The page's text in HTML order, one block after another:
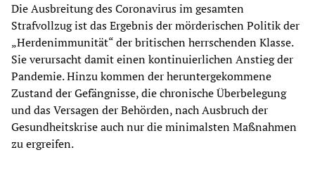
Die Ausbreitung des Coronavirus im gesamten
Strafvollzug ist das Ergebnis der mörderischen Politik der
„Herdenimmunität“ der britischen herrschenden Klasse.
Sie verursacht damit einen kontinuierlichen Anstieg der
Pandemie. Hinzu kommen der heruntergekommene
Zustand der Gefängnisse, die chronische Überbelegung
und das Versagen der Behörden, nach Ausbruch der
Gesundheitskrise auch nur die minimalsten Maßnahmen
zu ergreifen.